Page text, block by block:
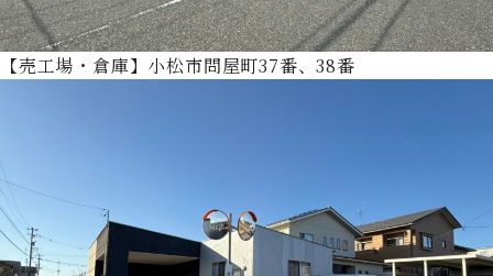
【売工場・倉庫】小松市問屋町37番、38番